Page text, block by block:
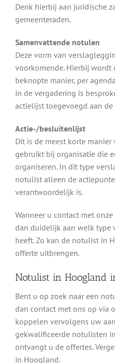
Denk hierbij aan juridische
gemeenteraden.
Samenvattende notulen
Deze vorm van
voorkomende. Hierbij wordt
beknopte manier, per
in de vergadering is
actielijst toegevoegd aan
Actie-/besluitenlijst
Dit is de meest korte manier
gebruikt bij organisatie die
organiseren. In dit type
notulist alleen de
verantwoordelijk is.
Wanneer u contact met
dan duidelijk aan welk type
heeft. Zo kan de notulist in
offerte uitbrengen.
Notulist in Hoogland
Bent u op zoek naar een
dan contact met ons op via
koppelen vervolgens uw
gekwalificeerde notulisten
ontvangt u de offertes.
in Hoogland.